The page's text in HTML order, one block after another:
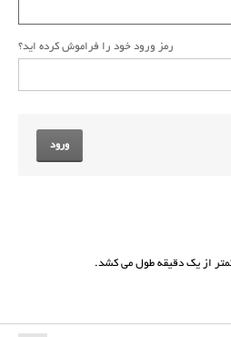
رمز ورود خود را فراموش کرده اید؟
ورود
از یک دقیقه طول می کشد.